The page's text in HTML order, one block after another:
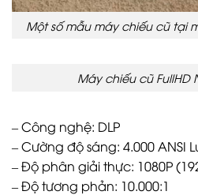
Một số mẫu máy chiếu cũ tại
Máy chiếu cũ FullHD
– Công nghệ: DLP
– Cường độ sáng: 4.000 ANSI
– Độ phân giải thực: 1080P
– Độ tương phản: 10.000:1